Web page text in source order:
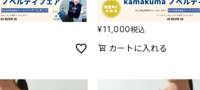
¥11,000税込
カートに入れる